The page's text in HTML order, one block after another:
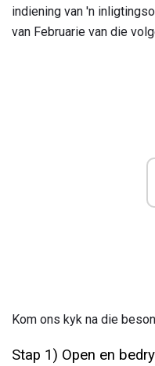
indiening van 'n
van Februarie van die
Kom ons kyk na die
Stap 1) Open en